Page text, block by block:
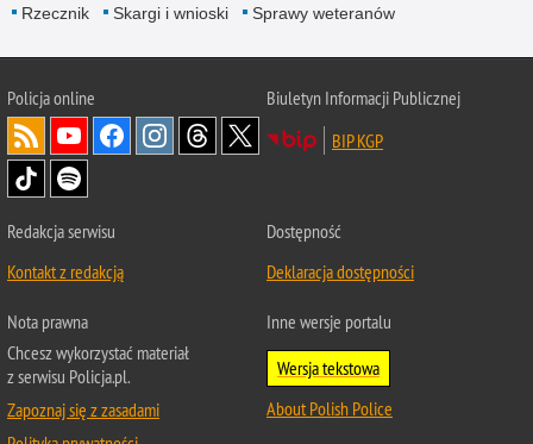
Rzecznik Skargi i wnioski Sprawy weteranów
Policjaonline
Biuletyn Informacji Publicznej
BIP KGP
Redakcja serwisu
Kontakt z redakcją
Dostępność
Deklaracja dostępności
Nota prawna
Chcesz wykorzystać materiał
z serwisu Policja.pl.
Zapoznaj się z zasadami
Inne wersje portalu
Wersja tekstowa
About Polish Police